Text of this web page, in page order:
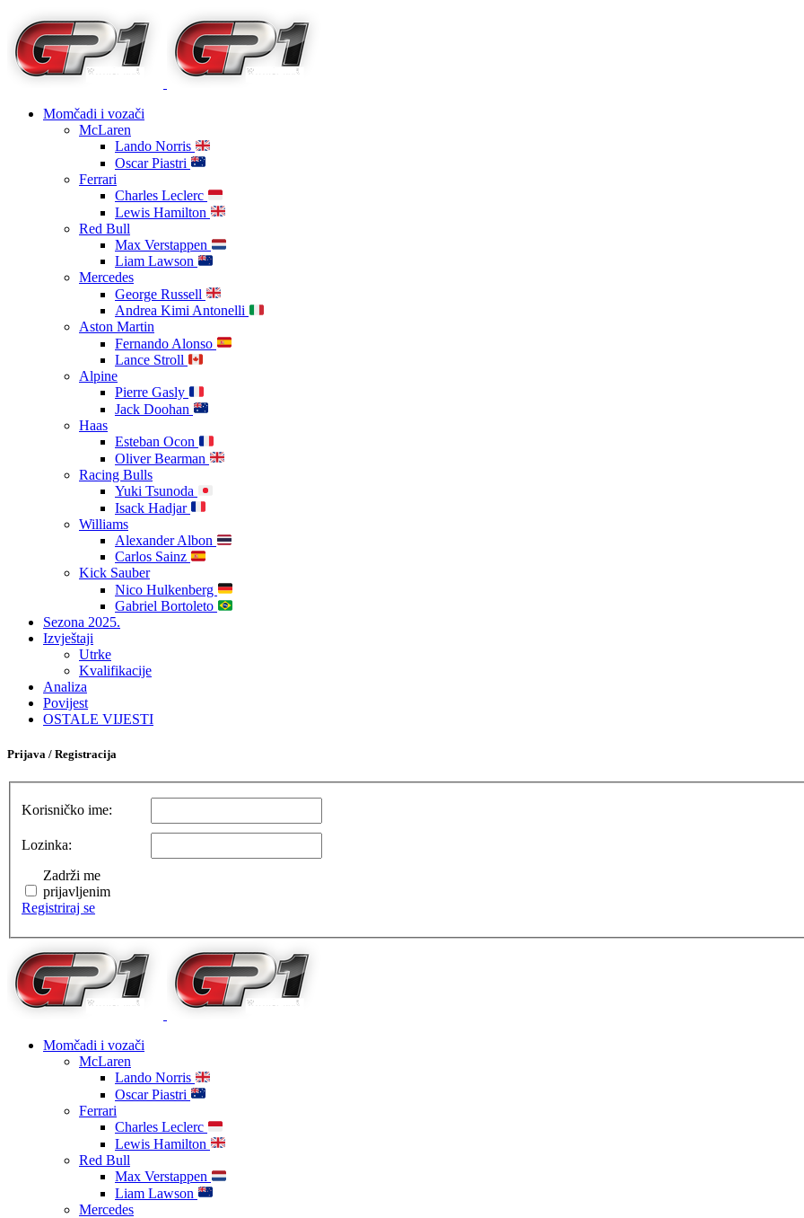
Momčadi i vozači
McLaren
Lando Norris
Oscar Piastri
Ferrari
Charles Leclerc
Lewis Hamilton
Red Bull
Max Verstappen
Liam Lawson
Mercedes
George Russell
Andrea Kimi Antonelli
Aston Martin
Fernando Alonso
Lance Stroll
Alpine
Pierre Gasly
Jack Doohan
Haas
Esteban Ocon
Oliver Bearman
Racing Bulls
Yuki Tsunoda
Isack Hadjar
Williams
Alexander Albon
Carlos Sainz
Kick Sauber
Nico Hulkenberg
Gabriel Bortoleto
Sezona 2025.
Izvještaji
Utrke
Kvalifikacije
Analiza
Povijest
OSTALE VIJESTI
Prijava / Registracija
Korisničko ime:
Lozinka:
Zadrži me
prijavljenim
Registriraj se
Momčadi i vozači
McLaren
Lando Norris
Oscar Piastri
Ferrari
Charles Leclerc
Lewis Hamilton
Red Bull
Max Verstappen
Liam Lawson
Mercedes